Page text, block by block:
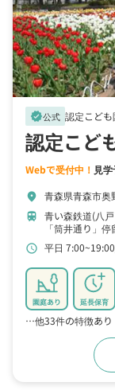
verified公式 認定こど
認定こど
Webで受付中！ 見
location_on 青森県青森市奥
train 青い森鉄道(八
「筒井通り」
schedule 平日 7:00~19:00
園庭あり 延長保育
…他33件の特徴あり